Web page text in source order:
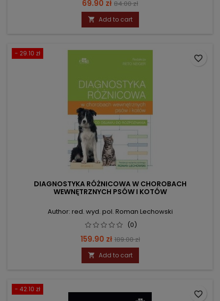
Price
69.90 zł Regular
price
84.00 zł
 Add to cart
- 29.10 zł
DIAGNOSTYKA RÓŻNICOWA W CHOROBACH
WEWNĘTRZNYCH PSÓW I KOTÓW
Author: red. wyd. pol. Roman Lechowski
(0)
Price
159.90 zł Regular
price
189.00 zł
 Add to cart
favorite_border
- 42.10 zł
favorite_border